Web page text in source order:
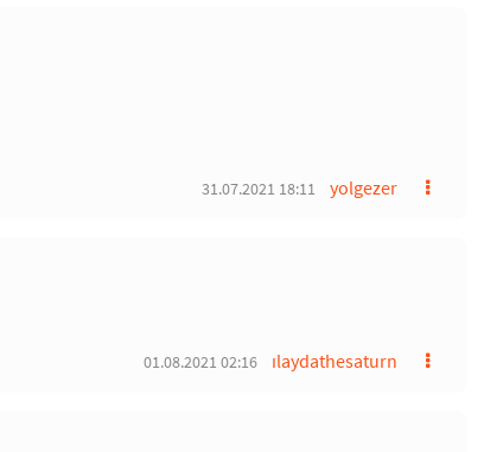
yolgezer
31.07.2021 18:11
ılaydathesaturn
01.08.2021 02:16